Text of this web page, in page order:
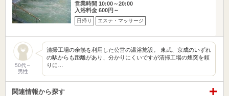
営業時間 10:00～20:00
入浴料金 600円～
日帰り エステ・マッサージ
50代～
男性
清掃工場の余熱を利用した公営の温浴施設。 東武、京成のいずれ
の駅からも距離があり、分かりにくいですが清掃工場の煙突を頼
りに…
関連情報から探す